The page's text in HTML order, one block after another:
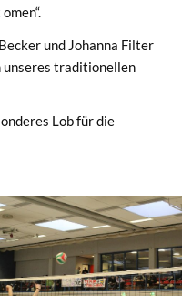
und Johanna Filter
unseres traditionellen
Lob für die